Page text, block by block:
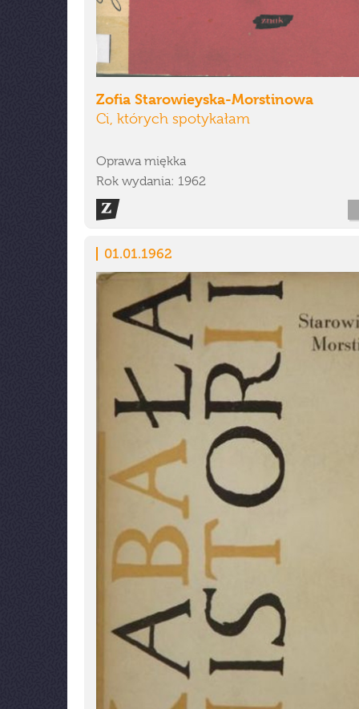
Zofia Starowieyska-Morstinowa
Ci, których spotykałam
Oprawa miękka
Rok wydania: 1962
01.01.1962